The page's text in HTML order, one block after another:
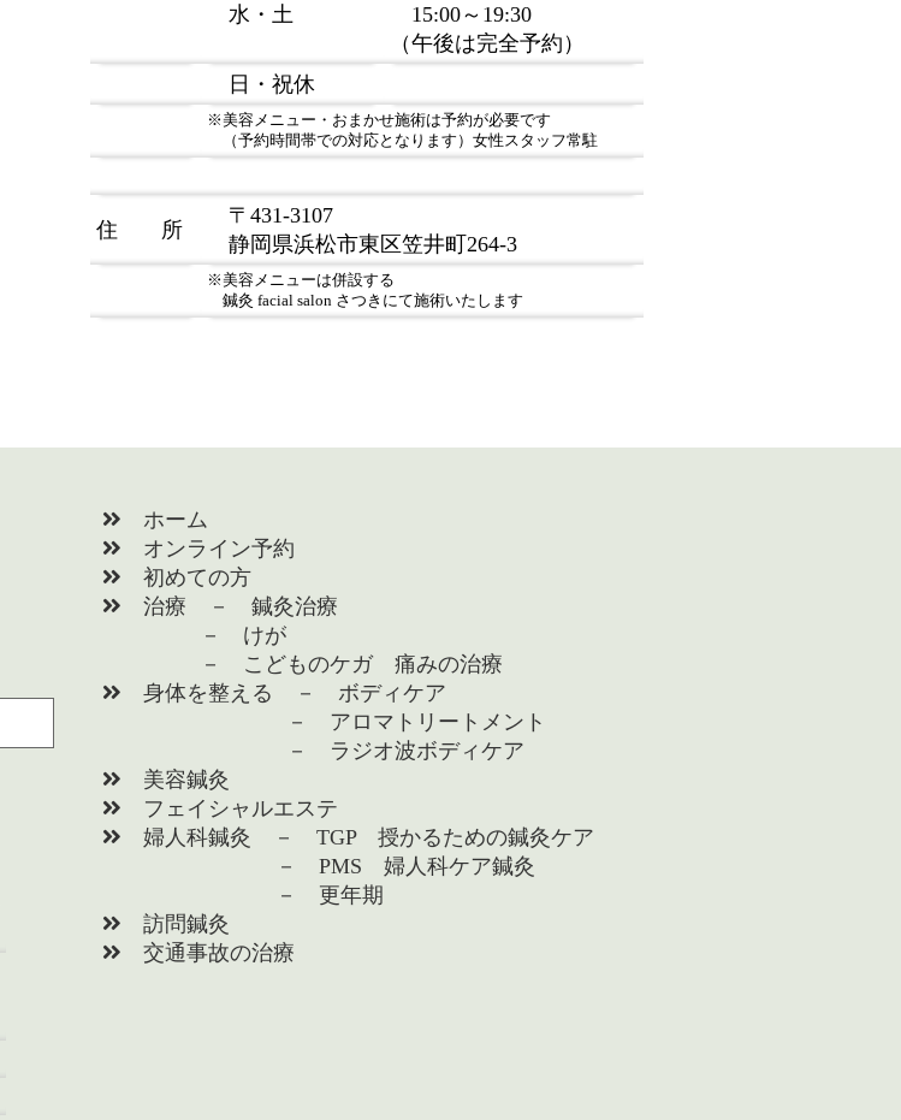
水・土
15:00～19:30
（午後は完全予約）
日・祝休
※美容メニュー・おまかせ施術は予約が必要です
（予約時間帯での対応となります）女性スタッフ常駐
住 所
〒431-3107
静岡県浜松市東区笠井町264-3
※美容メニューは併設する
鍼灸 facial salon さつきにて施術いたします
ホーム
オンライン予約
初めての方
治療 － 鍼灸治療
－ けが
－ こどものケガ 痛みの治療
身体を整える － ボディケア
－ アロマトリートメント
－ ラジオ波ボディケア
美容鍼灸
フェイシャルエステ
婦人科鍼灸 － TGP 授かるための鍼灸ケア
－ PMS 婦人科ケア鍼灸
－ 更年期
訪問鍼灸
交通事故の治療